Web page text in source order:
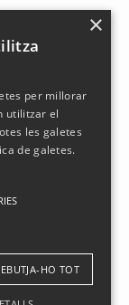
×
per millorar
utilitzar el
les galetes
de galetes.
HO TOT